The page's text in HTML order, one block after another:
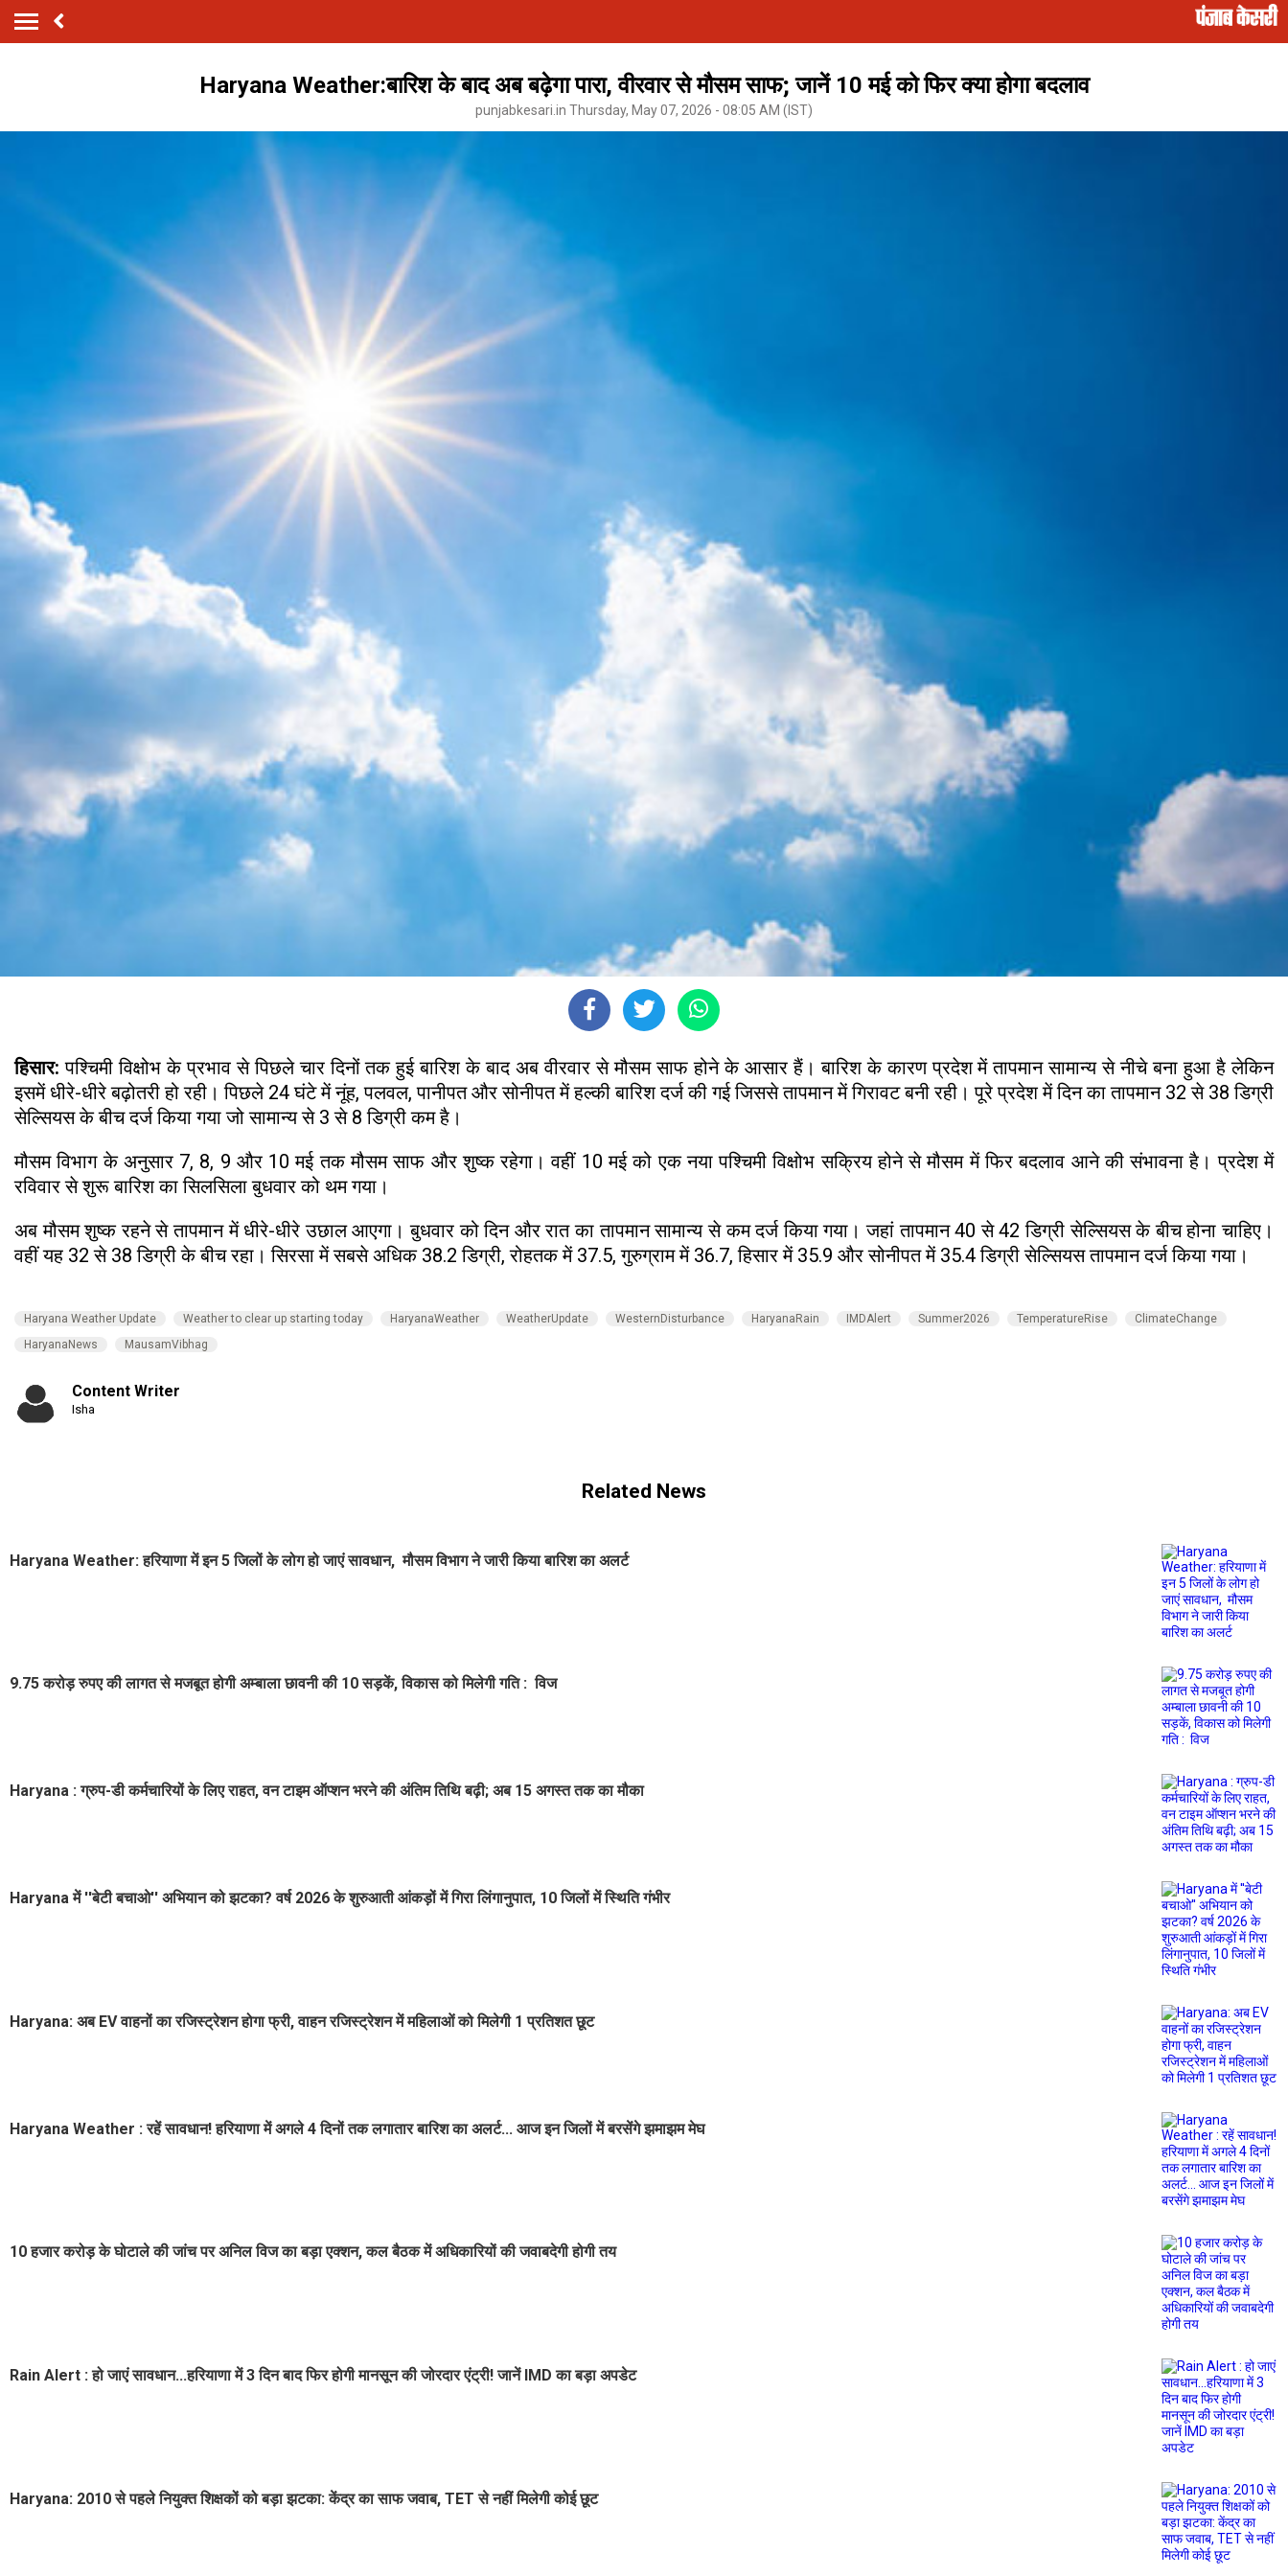
Haryana Weather:बारिश के बाद अब बढ़ेगा पारा, वीरवार से मौसम साफ; जानें 10 मई को फिर क्या होगा बदलाव
punjabkesari.in Thursday, May 07, 2026 - 08:05 AM (IST)
हिसार:पश्चिमी विक्षोभ के प्रभाव से पिछले चार दिनों तक हुई बारिश के बाद अब वीरवार से मौसम साफ होने के आसार हैं। बारिश के कारण प्रदेश में तापमान सामान्य से नीचे बना हुआ है लेकिन
इसमें धीरे-धीरे बढ़ोतरी हो रही। पिछले 24 घंटे में नूंह, पलवल, पानीपत और सोनीपत में हल्की बारिश दर्ज की गई जिससे तापमान में गिरावट बनी रही। पूरे प्रदेश में दिन का तापमान 32 से 38 डिग्री
सेल्सियस के बीच दर्ज किया गया जो सामान्य से 3 से 8 डिग्री कम है।
मौसम विभाग के अनुसार 7, 8, 9 और 10 मई तक मौसम साफ और शुष्क रहेगा। वहीं 10 मई को एक नया पश्चिमी विक्षोभ सक्रिय होने से मौसम में फिर बदलाव आने की संभावना है। प्रदेश में
रविवार से शुरू बारिश का सिलसिला बुधवार को थम गया।
अब मौसम शुष्क रहने से तापमान में धीरे-धीरे उछाल आएगा। बुधवार को दिन और रात का तापमान सामान्य से कम दर्ज किया गया। जहां तापमान 40 से 42 डिग्री सेल्सियस के बीच होना चाहिए।
वहीं यह 32 से 38 डिग्री के बीच रहा। सिरसा में सबसे अधिक 38.2 डिग्री, रोहतक में 37.5, गुरुग्राम में 36.7, हिसार में 35.9 और सोनीपत में 35.4 डिग्री सेल्सियस तापमान दर्ज किया गया।
Haryana Weather Update Weather to clear up starting today HaryanaWeather WeatherUpdate WesternDisturbance HaryanaRain IMDAlert Summer2026 TemperatureRise
ClimateChange
HaryanaNews
MausamVibhag
Content Writer
Isha
Related News
Haryana Weather: हरियाणा में इन 5 जिलों के लोग हो जाएं सावधान, मौसम विभाग ने जारी किया बारिश का अलर्ट
9.75 करोड़ रुपए की लागत से मजबूत होगी अम्बाला छावनी की 10 सड़कें, विकास को मिलेगी गति : विज
Haryana : ग्रुप-डी कर्मचारियों के लिए राहत, वन टाइम ऑप्शन भरने की अंतिम तिथि बढ़ी; अब 15 अगस्त तक का मौका
Haryana में ''बेटी बचाओ'' अभियान को झटका? वर्ष 2026 के शुरुआती आंकड़ों में गिरा लिंगानुपात, 10 जिलों में स्थिति गंभीर
Haryana: अब EV वाहनों का रजिस्ट्रेशन होगा फ्री, वाहन रजिस्ट्रेशन में महिलाओं को मिलेगी 1 प्रतिशत छूट
Haryana Weather : रहें सावधान! हरियाणा में अगले 4 दिनों तक लगातार बारिश का अलर्ट... आज इन जिलों में बरसेंगे झमाझम मेघ
10 हजार करोड़ के घोटाले की जांच पर अनिल विज का बड़ा एक्शन, कल बैठक में अधिकारियों की जवाबदेगी होगी तय
Rain Alert : हो जाएं सावधान...हरियाणा में 3 दिन बाद फिर होगी मानसून की जोरदार एंट्री! जानें IMD का बड़ा अपडेट
Haryana: 2010 से पहले नियुक्त शिक्षकों को बड़ा झटका: केंद्र का साफ जवाब, TET से नहीं मिलेगी कोई छूट